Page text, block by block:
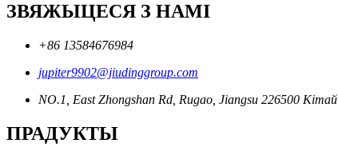
ЗВЯЖЫЦЕСЯ З НАМІ
+86 13584676984
jupiter9902@jiudinggroup.com
NO.1, East Zhongshan Rd, Rugao, Jiangsu 226500 Кітай
ПРАДУКТЫ